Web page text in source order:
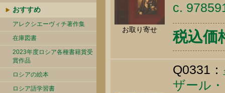
おすすめ
アレクシエーヴィチ著作集
在庫図書
2023年度ロシア各種書籍賞受
賞作品
ロシアの絵本
ロシア語学習書
お取り寄せ
c.
税込価
Q0331：
ザール